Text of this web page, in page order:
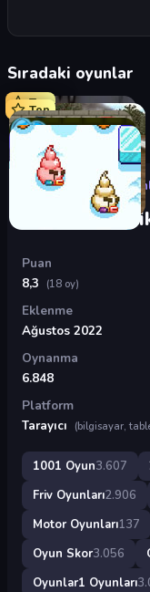
Sıradaki oyunlar
Top
Top
Oyunlar 2 Kişilik
İki Kişilik
Puan
8,3
(18 oy)
Eklenme
Ağustos 2022
Oynanma
6.848
Platform
Tarayıcı
(bilgisayar,
1001 Oyun3.607
Friv Oyunları2.906
Motor Oyunları137
Oyun Skor3.056
Oyunlar1 Oyunları